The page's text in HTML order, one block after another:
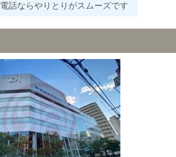
電話ならやりとりがスムーズです